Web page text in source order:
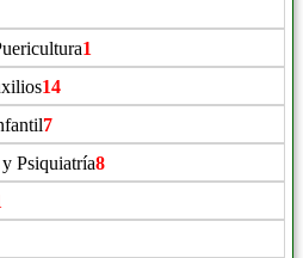
1
14
7
Psiquiatría8